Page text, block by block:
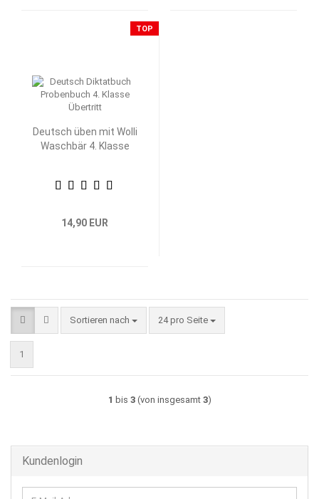
TOP
Deutsch üben mit Wolli
Waschbär 4. Klasse
14,90 EUR
Sortieren nach
Sortieren nach 24 pro Seite
pro Seite
1
1 bis 3(von insgesamt 3)
Kundenlogin